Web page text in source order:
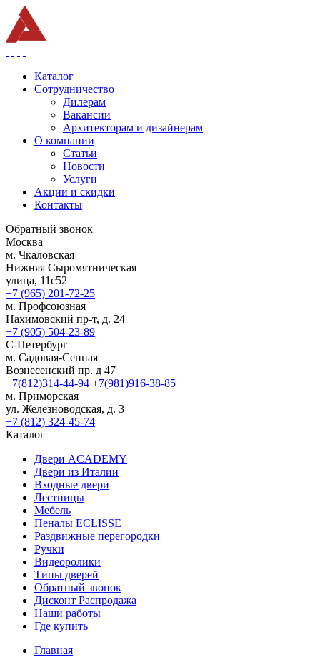
Каталог
Сотрудничество
Дилерам
Вакансии
Архитекторам и дизайнерам
О компании
Статьи
Новости
Услуги
Акции и скидки
Контакты
Обратный звонок
Москва
м. Чкаловская
Нижняя Сыромятническая
улица, 11с52
+7 (965) 201-72-25
м. Профсоюзная
Нахимовский пр-т, д. 24
+7 (905) 504-23-89
С-Петербург
м. Садовая-Сенная
Вознесенский пр. д 47
+7(812)314-44-94 +7(981)916-38-85
м. Приморская
ул. Железноводская, д. 3
+7 (812) 324-45-74
Каталог
Двери ACADEMY
Двери из Италии
Входные двери
Лестницы
Мебель
Пеналы ECLISSE
Раздвижные перегородки
Ручки
Видеоролики
Типы дверей
Обратный звонок
Дисконт Распродажа
Наши работы
Где купить
Главная